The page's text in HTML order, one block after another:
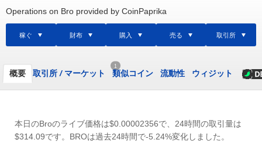
Operations on Bro provided by CoinPaprika
稼ぐ 財布 購入 売る 取引所
概要 取引所 /マーケット
1
類似コイン 流動性 ウィジット
本日のBroのライブ価格は$0.00002356で、24時間の取引量は
$314.09です。BROは過去24時間で-5.24%変化しました。